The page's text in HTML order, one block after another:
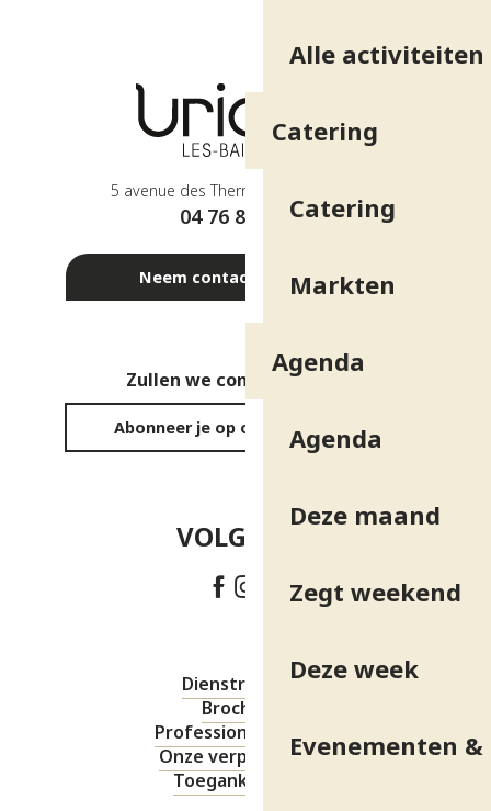
Alle activiteiten
Catering
Catering
Markten
Agenda
Agenda
Deze maand
Zegt weekend
Deze week
Evenementen
5 avenue des Thermes - 38410 Uriage
04 76 89 10 27
Neem contact met ons op
Zullen we contact houden?
Abonneer je op onze nieuwsbrief
VOLG ONS!
Dienstregeling
Brochures
Professionele ruimte
Onze verplichtingen
Toegankelijkheid